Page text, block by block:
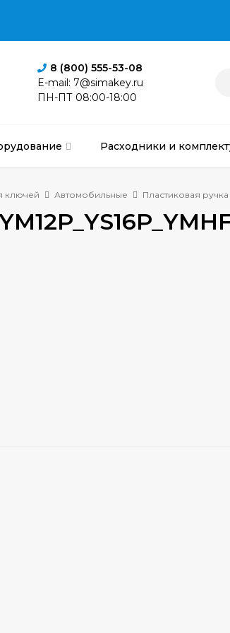
8 (800) 555-53-08
E-mail: 7@simakey.ru
ПН-ПТ 08:00-18:00
Расходники и
ключей Автомобильные Пластиковая ручка